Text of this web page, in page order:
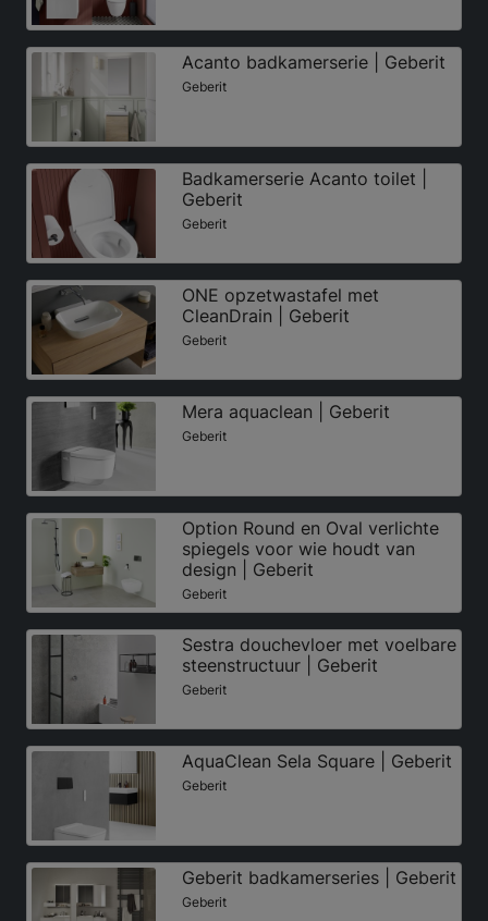
Acanto badkamerserie | Geberit
Geberit
Badkamerserie Acanto toilet |
Geberit
Geberit
ONE opzetwastafel met
CleanDrain | Geberit
Geberit
Mera aquaclean | Geberit
Geberit
Option Round en Oval verlichte
spiegels voor wie houdt van
design | Geberit
Geberit
Sestra douchevloer met voelbare
steenstructuur | Geberit
Geberit
AquaClean Sela Square | Geberit
Geberit
Geberit badkamerseries | Geberit
Geberit